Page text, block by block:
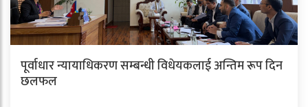
पूर्वाधार न्यायाधिकरण सम्बन्धी विधेयकलाई अन्तिम रूप दिन
छलफल